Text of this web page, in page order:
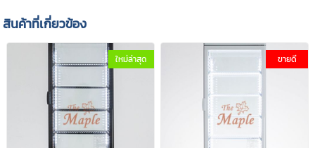
สินค้าที่เกี่ยวข้อง
ใหม่ล่าสุด ขายดี